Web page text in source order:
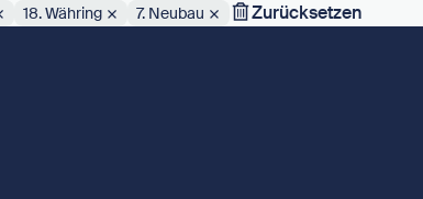
18. Währing 7. Neubau Zurücksetzen